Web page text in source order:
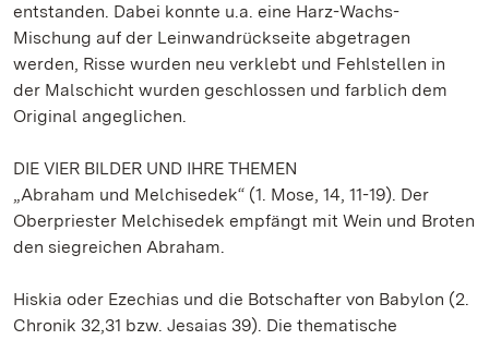
entstanden. Dabei konnte u.a. eine Harz-Wachs-
Mischung auf der Leinwandrückseite abgetragen
werden, Risse wurden neu verklebt und Fehlstellen in
der Malschicht wurden geschlossen und farblich dem
Original angeglichen.
DIE VIER BILDER UND IHRE THEMEN
„Abraham und Melchisedek“ (1. Mose, 14, 11-19). Der
Oberpriester Melchisedek empfängt mit Wein und Broten
den siegreichen Abraham.
Hiskia oder Ezechias und die Botschafter von Babylon (2.
Chronik 32,31 bzw. Jesaias 39). Die thematische